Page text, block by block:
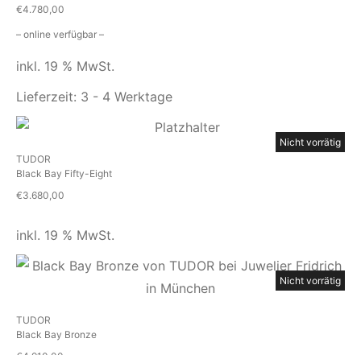
€4.780,00
– online verfügbar –
inkl. 19 % MwSt.
Lieferzeit: 3 - 4 Werktage
Nicht vorrätig
TUDOR
Black Bay Fifty-Eight
€3.680,00
inkl. 19 % MwSt.
Nicht vorrätig
TUDOR
Black Bay Bronze